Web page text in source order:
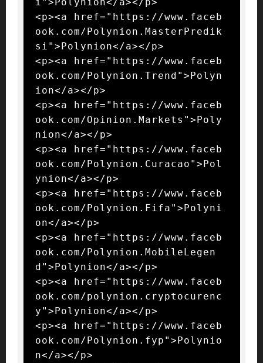
<p><a href="https://www.faceb
ook.com/Polynion.MasterPredik
si">Polynion</a></p>
<p><a href="https://www.faceb
ook.com/Polynion.Trend">Polyn
ion</a></p>
<p><a href="https://www.faceb
ook.com/Opinion.Markets">Poly
nion</a></p>
<p><a href="https://www.faceb
ook.com/Polynion.Curacao">Pol
ynion</a></p>
<p><a href="https://www.faceb
ook.com/Polynion.Fifa">Polyni
on</a></p>
<p><a href="https://www.faceb
ook.com/Polynion.MobileLegen
d">Polynion</a></p>
<p><a href="https://www.faceb
ook.com/polynion.cryptocurenc
y">Polynion</a></p>
<p><a href="https://www.faceb
ook.com/Polynion.fyp">Polynio
n</a></p>